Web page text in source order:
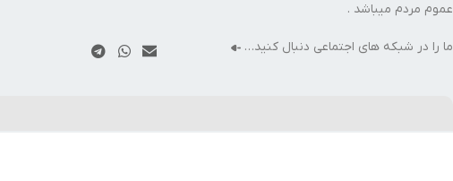
عموم مردم میباشد .
ما را در شبکه های اجتماعی دنبال کنید…